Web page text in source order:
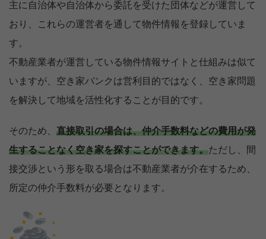
主に自治体や自治体から委託を受けた団体などが運営して
おり、これらの運営者を通して物件情報を登録していま
す。
不動産業者が運営している物件情報サイトと仕組みは似て
いますが、空き家バンクは営利目的ではなく、空き家問題
を解決して地域を活性化することが目的です。
そのため、 直接取引の場合は、仲介手数料などの費用が発
生することなく空き家を探すことができます。ただし、間
接交渉という形を取る場合は不動産業者が介在するため、
所定の仲介手数料が必要となります。